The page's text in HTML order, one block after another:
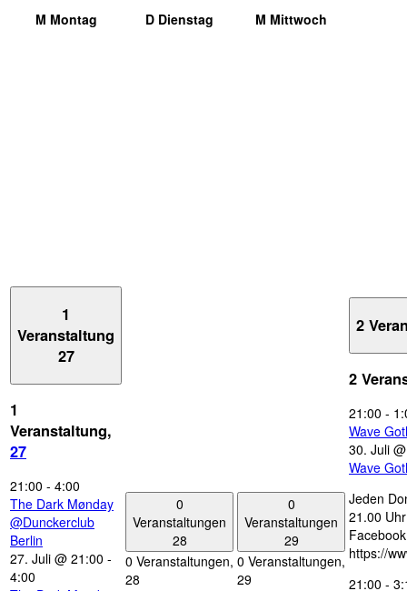
M Montag D Dienstag M Mittwoch
1
Veranstaltung
27
1
Veranstaltung,
27
21:00 - 4:00
The Dark Mønday
@Dunckerclub
Berlin
27. Juli @ 21:00 -
4:00
0
Veranstaltungen
28
0 Veranstaltungen,
28
0
Veranstaltungen
29
0 Veranstaltungen,
29
2
2
21:00 -
Wave
30. Juli
Wave
Jeden
21.00
https://
21:00 -